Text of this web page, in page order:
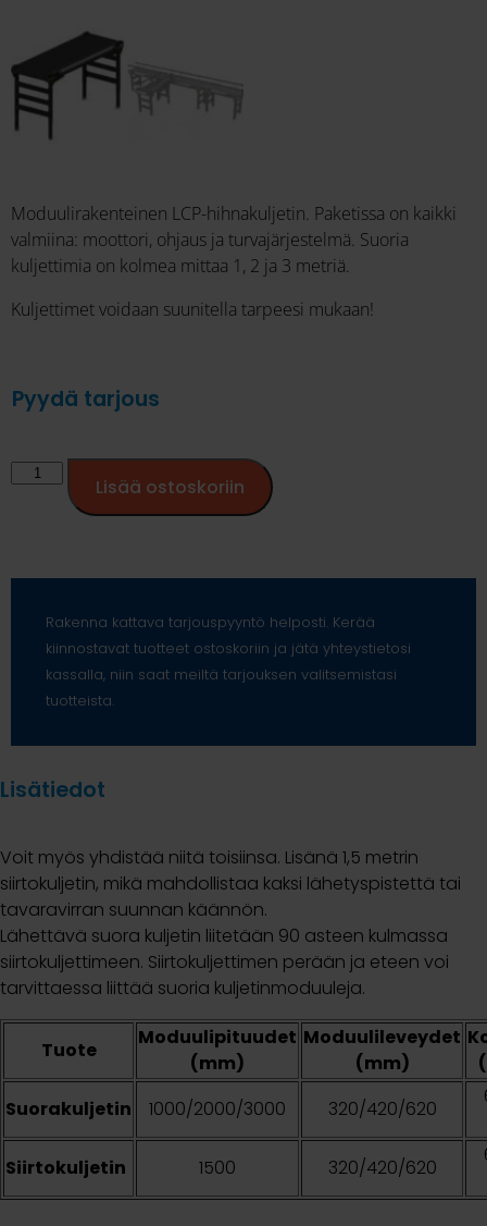
Moduulirakenteinen LCP-hihnakuljetin. Paketissa on kaikki
valmiina: moottori, ohjaus ja turvajärjestelmä. Suoria
kuljettimia on kolmea mittaa 1, 2 ja 3 metriä.
Kuljettimet voidaan suunitella tarpeesi mukaan!
Pyydä tarjous
Lisää ostoskoriin
Rakenna kattava tarjouspyyntö helposti. Kerää
kiinnostavat tuotteet ostoskoriin ja jätä yhteystietosi
kassalla, niin saat meiltä tarjouksen valitsemistasi
tuotteista.
Lisätiedot
Voit myös yhdistää niitä toisiinsa. Lisänä 1,5 metrin
siirtokuljetin, mikä mahdollistaa kaksi lähetyspistettä tai
tavaravirran suunnan käännön.
Lähettävä suora kuljetin liitetään 90 asteen kulmassa
siirtokuljettimeen. Siirtokuljettimen perään ja eteen voi
tarvittaessa liittää suoria kuljetinmoduuleja.
Tuote
Moduulipituudet
(mm)
Moduulileveydet
(mm)
Suorakuljetin
1000/2000/3000 320/420/620
Siirtokuljetin 1500 320/420/620